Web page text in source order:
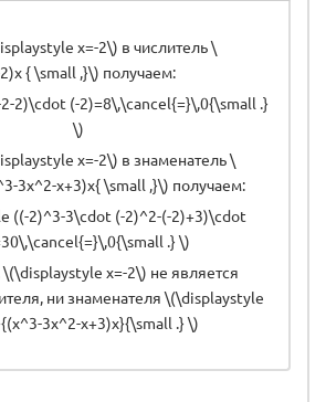
x=-2\) в числитель \
{ \small ,}\) получаем:
2)\cdot (-2)=8\,\cancel{=}\,0{\small .}
\)
x=-2\) в знаменатель \
3x^2-x+3)x{ \small ,}\) получаем:
((-2)^3-3\cdot (-2)^2-(-2)+3)\cdot
.} \)
x=-2\) не является
ни знаменателя \(\displaystyle
3x^2-x+3)x}{\small .} \)